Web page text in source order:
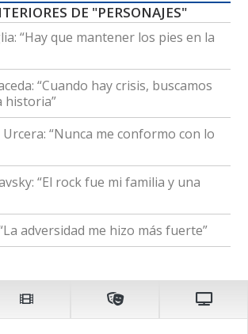
DE "PERSONAJES"
“Hay que mantener los pies en la
“Cuando hay crisis, buscamos
historia”
“Nunca me conformo con lo
“El rock fue mi familia y una
adversidad me hizo más fuerte”